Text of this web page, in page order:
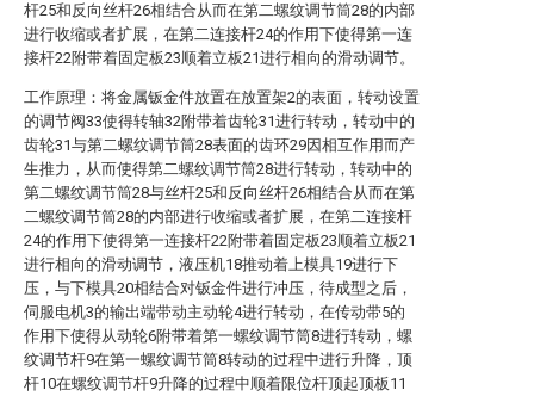
杆25和反向丝杆26相结合从而在第二螺纹调节筒28的内部
进行收缩或者扩展，在第二连接杆24的作用下使得第一连
接杆22附带着固定板23顺着立板21进行相向的滑动调节。
工作原理：将金属钣金件放置在放置架2的表面，转动设置
的调节阀33使得转轴32附带着齿轮31进行转动，转动中的
齿轮31与第二螺纹调节筒28表面的齿环29因相互作用而产
生推力，从而使得第二螺纹调节筒28进行转动，转动中的
第二螺纹调节筒28与丝杆25和反向丝杆26相结合从而在第
二螺纹调节筒28的内部进行收缩或者扩展，在第二连接杆
24的作用下使得第一连接杆22附带着固定板23顺着立板21
进行相向的滑动调节，液压机18推动着上模具19进行下
压，与下模具20相结合对钣金件进行冲压，待成型之后，
伺服电机3的输出端带动主动轮4进行转动，在传动带5的
作用下使得从动轮6附带着第一螺纹调节筒8进行转动，螺
纹调节杆9在第一螺纹调节筒8转动的过程中进行升降，顶
杆10在螺纹调节杆9升降的过程中顺着限位杆顶起顶板11